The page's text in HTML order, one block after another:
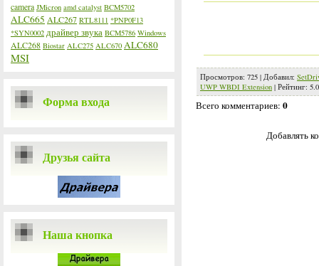
camera JMicron amd catalyst BCM5702
ALC665 ALC267 RTL8111 *PNP0F13
*SYN0002 драйвер звука BCM5786 Windows
ALC268 Biostar ALC275 ALC670 ALC680
MSI
Форма входа
Друзья сайта
Наша кнопка
Просмотров: 725 | Добавил:
UWP WBDI Extension | Рейтинг: 5.0
Всего комментариев: 0
Добавлять